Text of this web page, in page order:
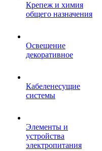
Крепеж и химия
общего назначения
Освещение
декоративное
Кабеленесущие
системы
Элементы и
устройства
электропитания